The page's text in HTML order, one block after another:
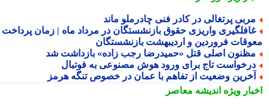
پرتغالی در کادر فنی چادرملو ماند
واریزی حقوق بازنشستگان در مرداد ماه | زمان پرداخت
فروردین و اردیبهشت بازنشستگان
اصلی قتل «حمیدرضا رجب زاده» بازداشت شد
تاج برای ورود هوش مصنوعی به فوتبال
وضعیت از تفاهم با عمان در خصوص تنگه هرمز
ویژهاندیشه معاصر